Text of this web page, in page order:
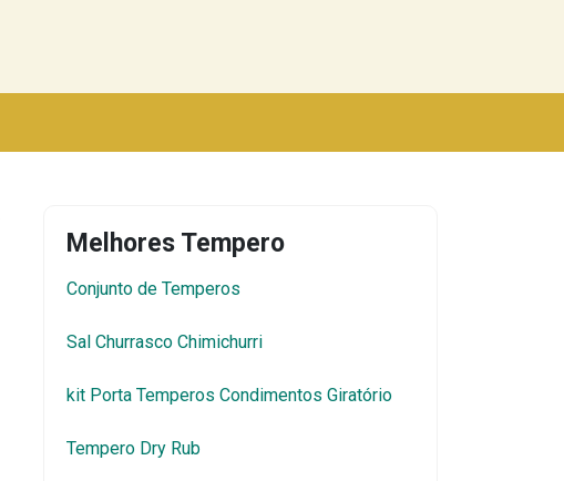
Melhores Tempero
Conjunto de Temperos
Sal Churrasco Chimichurri
kit Porta Temperos Condimentos Giratório
Tempero Dry Rub